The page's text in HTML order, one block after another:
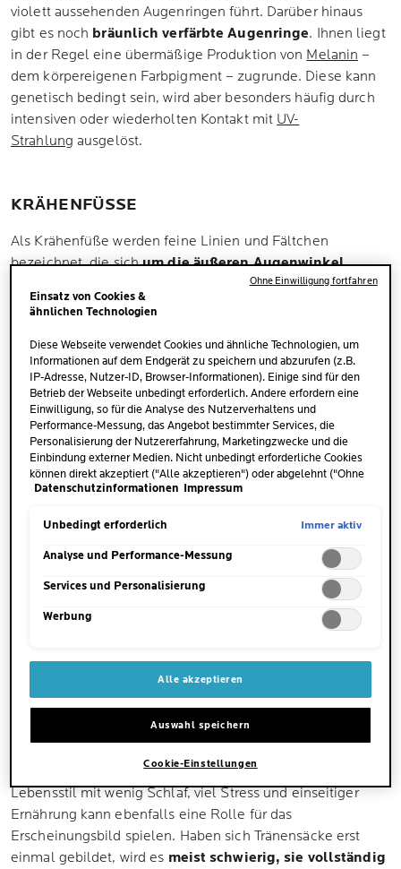
violett aussehenden Augenringen führt. Darüber hinaus
gibt es noch bräunlich verfärbte Augenringe. Ihnen liegt
in der Regel eine übermäßige Produktion von Melanin –
dem körpereigenen Farbpigment – zugrunde. Diese kann
genetisch bedingt sein, wird aber besonders häufig durch
intensiven oder wiederholten Kontakt mit UV-
Strahlung ausgelöst.
KRÄHENFÜSSE
Als Krähenfüße werden feine Linien und Fältchen
bezeichnet, die sichum die äußeren Augenwinkel
bilden. Sie entstehen vor allem durchwiederholte
Muskelbewegungen, wie Zusammenkneifen der Augen
bekannt. In jüngeren Jahren sind die kleinen
Augenfältchen nur sichtbar, wenn die Muskeln durch die
Mimik beansprucht werden. Entspannt sich das Gesicht,
verschwinden auch die Falten wieder. Mit den Jahren
gewinnen die Krähenfüße jedoch an Tiefe und bleiben
auch bei einem entspannten Gesichtsausdruck bestehen.
Die Genetik, Umwelteinflüsse sowie der eigene Lebensstil
können eine vorzeitige Entstehung von deutlich sichtbaren
Krähenfüßen begünstigen.
TRÄNENSÄCKE
„Tränensäcke“ ist die Bezeichnung für
Regel durch eine Kombination von Faktoren wie
Flüssigkeitsansammlung, abgesunkene Fettpölsterchen
und alters- oder genetisch bedingte Hauterschlaffung. Mit
zunehmendem Alter verliert die Haut an Spannkraft und
Tränensäcke noch verstärken kann. Ein ungünstiger
Lebensstil mit wenig Schlaf, viel Stress und einseitiger
Ernährung kann ebenfalls eine Rolle für das
Erscheinungsbild spielen. Haben sich Tränensäcke erst
einmal gebildet, wird es meist schwierig, sie vollständig
Einsatz von Cookies &
ähnlichen Technologien
Diese Webseite verwendet Cookies und ähnliche Technologien, um
Informationen auf dem Endgerät zu speichern und abzurufen (z.B.
IP-Adresse, Nutzer-ID, Browser-Informationen). Einige sind für den
Betrieb der Webseite unbedingt erforderlich. Andere erfordern eine
Einwilligung, so für die Analyse des Nutzerverhaltens und
Performance-Messung, das Angebot bestimmter Services, die
Personalisierung der Nutzererfahrung, Marketingzwecke und die
Einbindung externer Medien. Nicht unbedingt erforderliche Cookies
können direkt akzeptiert ("Alle akzeptieren") oder abgelehnt ("Ohne
Einwilligung fortfahren") werden. Individuelle Anpassungen der
speichern"). Die Auswahl kann jederzeit unter dem Link "Cookie-
unsere Datenschutzinformationen.
Datenschutzinformationen Impressum
Unbedingt erforderlich Immer aktiv
Analyse und Performance-Messung
Services und Personalisierung
Werbung
Alle akzeptieren
Auswahl speichern
Cookie-Einstellungen
Ohne Einwilligung fortfahren